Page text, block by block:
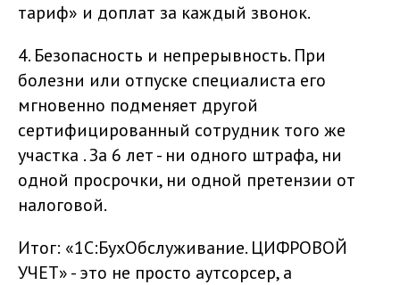
тариф» и доплат за каждый звонок.
4. Безопасность и непрерывность. При
болезни или отпуске специалиста его
мгновенно подменяет другой
сертифицированный сотрудник того же
участка . За 6 лет - ни одного штрафа, ни
одной просрочки, ни одной претензии от
налоговой.
Итог: «1С:БухОбслуживание. ЦИФРОВОЙ
УЧЕТ» - это не просто аутсорсер, а